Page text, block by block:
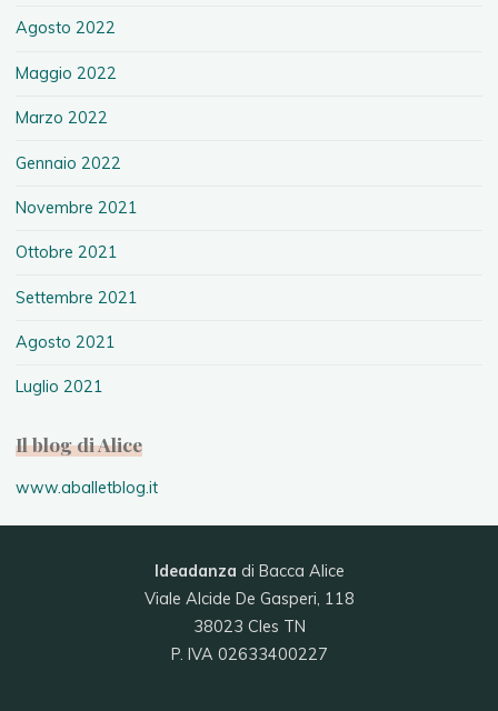
Agosto 2022
Maggio 2022
Marzo 2022
Gennaio 2022
Novembre 2021
Ottobre 2021
Settembre 2021
Agosto 2021
Luglio 2021
Il blog di Alice
www.aballetblog.it
Ideadanza di Bacca Alice
Viale Alcide De Gasperi, 118
38023 Cles TN
P. IVA 02633400227